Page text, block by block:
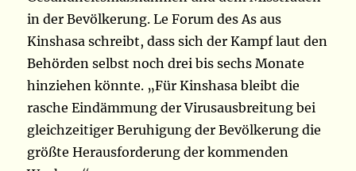
in der Bevölkerung. Le Forum des As aus
Kinshasa schreibt, dass sich der Kampf laut den
Behörden selbst noch drei bis sechs Monate
hinziehen könnte. „Für Kinshasa bleibt die
rasche Eindämmung der Virusausbreitung bei
gleichzeitiger Beruhigung der Bevölkerung die
größte Herausforderung der kommenden